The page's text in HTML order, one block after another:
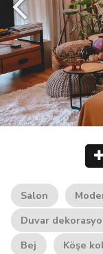
Salon
Duvar
Bej
Köşe